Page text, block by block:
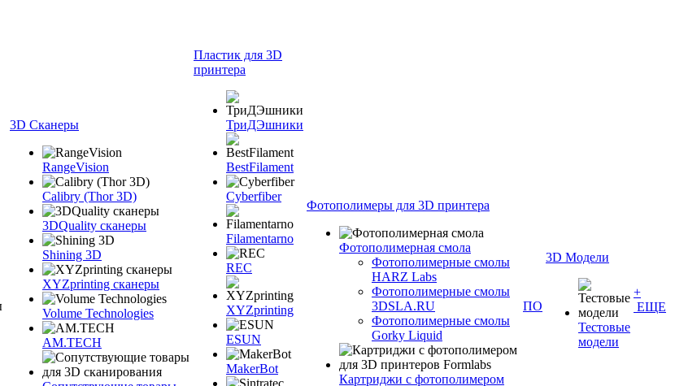
3D Сканеры
RangeVision
Calibry (Thor 3D)
3DQuality сканеры
Shining 3D
XYZprinting сканеры
Volume Technologies
AM.TECH
Пластик для 3D
принтера
ТриДЭшники
BestFilament
Cyberfiber
Filamentarno
REC
XYZprinting
ESUN
MakerBot
Фотополимеры для 3D принтера
Фотополимерная смола
Фотополимерные смолы
HARZ Labs
Фотополимерные смолы
3DSLA.RU
Фотополимерные смолы
Gorky Liquid
Картриджи с фотополимером
ПО
3D Модели
Тестовые
модели
+
ЕЩЕ